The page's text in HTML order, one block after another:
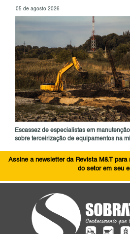
05 de agosto 2026
Escassez de especialistas em
sobre terceirização de equipamentos na
Assine a newsletter da Revista M&T
do setor em seu